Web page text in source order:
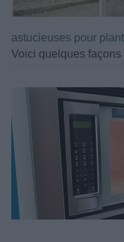
astucieuses pour
Voici quelques façons